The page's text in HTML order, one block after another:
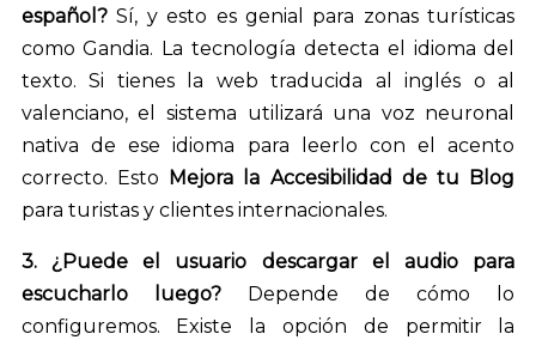
español?Sí, y esto es genial para zonas turísticas
como Gandia. La tecnología detecta el idioma del
texto. Si tienes la web traducida al inglés o al
valenciano, el sistema utilizará una voz neuronal
nativa de ese idioma para leerlo con el acento
correcto. Esto
Mejora la Accesibilidad de tu Blog
para turistas y clientes internacionales.
3. ¿Puede el usuario descargar el audio para
escucharlo luego?Depende de cómo lo
configuremos. Existe la opción de permitir la